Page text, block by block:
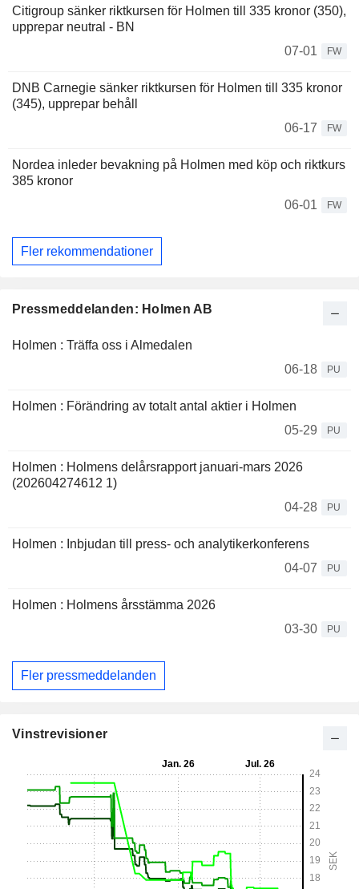
Citigroup sänker riktkursen för Holmen till 335 kronor (350),
upprepar neutral - BN
07-01
FW
DNB Carnegie sänker riktkursen för Holmen till 335 kronor
(345), upprepar behåll
06-17
FW
Nordea inleder bevakning på Holmen med köp och riktkurs
385 kronor
06-01
FW
Fler rekommendationer
Pressmeddelanden: Holmen AB
Holmen : Träffa oss i Almedalen
06-18
PU
Holmen : Förändring av totalt antal aktier i Holmen
05-29
PU
Holmen : Holmens delårsrapport januari-mars 2026
(202604274612 1)
04-28
PU
Holmen : Inbjudan till press- och analytikerkonferens
04-07
PU
Holmen : Holmens årsstämma 2026
03-30
PU
Fler pressmeddelanden
Vinstrevisioner